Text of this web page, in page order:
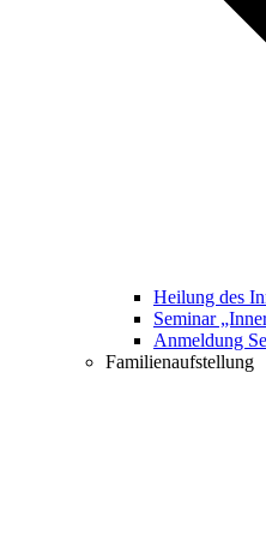
Heilung des
Seminar
Anmeldung
Familienaufstellung